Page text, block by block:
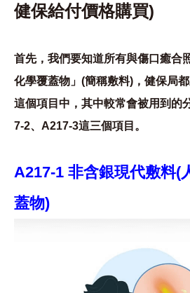
健保給付價格購買)
首先，我們要知道所有與傷口癒合
化學覆蓋物」(簡稱敷料)，健保局
這個項目中，其中較常會被用到的
7-2、A217-3這三個項目。
A217-1 非含銀現代敷料(
蓋物)